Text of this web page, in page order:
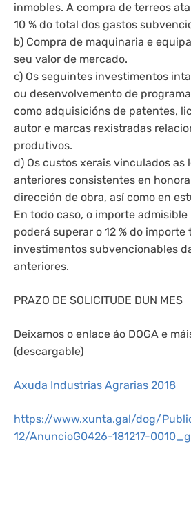
inmobles. A compra de terreos
10 % do total dos gastos
b) Compra de maquinaria e
seu valor de mercado.
c) Os seguintes investimentos
ou desenvolvemento de
como adquisicións de patentes,
autor e marcas rexistradas
produtivos.
d) Os custos xerais vinculados as
anteriores consistentes en
dirección de obra, así como en
En todo caso, o importe
poderá superar o 12 % do importe
investimentos subvencionables
anteriores.
PRAZO DE SOLICITUDE DUN MES
Deixamos o enlace áo DOGA e
(descargable)
Axuda Industrias Agrarias 2018
https://www.xunta.gal/dog/
12/AnuncioG0426-181217-